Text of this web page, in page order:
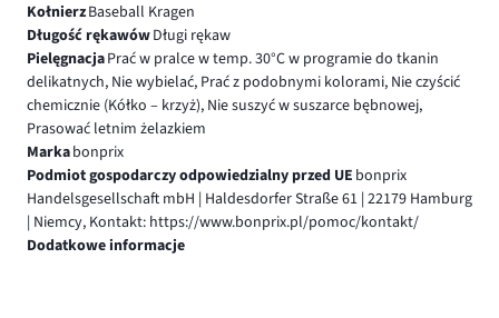
KołnierzBaseball Kragen
Długość rękawówDługi rękaw
PielęgnacjaPrać w pralce w temp. 30°C w programie do tkanin
delikatnych, Nie wybielać, Prać z podobnymi kolorami, Nie czyścić
chemicznie (Kółko – krzyż), Nie suszyć w suszarce bębnowej,
Prasować letnim żelazkiem
Markabonprix
Podmiot gospodarczy odpowiedzialny przed UE bonprix
Handelsgesellschaft mbH | Haldesdorfer Straße 61 | 22179 Hamburg
| Niemcy, Kontakt: https://www.bonprix.pl/pomoc/kontakt/
Dodatkowe informacje